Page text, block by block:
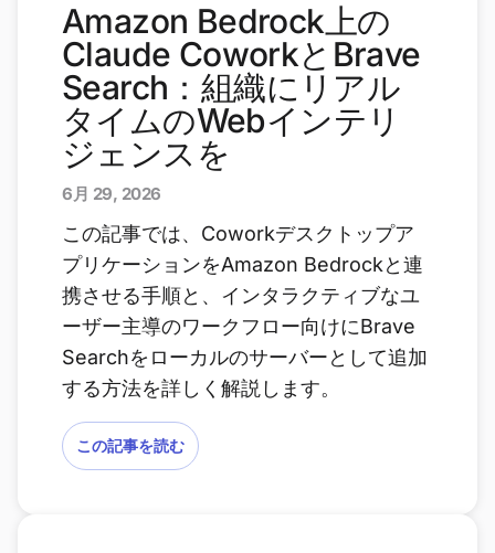
Amazon Bedrock上の
Claude CoworkとBrave
Search：組織にリアル
タイムのWebインテリ
ジェンスを
6月 29, 2026
この記事では、Coworkデスクトップア
プリケーションをAmazon Bedrockと連
携させる手順と、インタラクティブなユ
ーザー主導のワークフロー向けにBrave
Searchをローカルのサーバーとして追加
する方法を詳しく解説します。
この記事を読む